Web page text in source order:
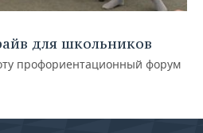
для школьников
профориентационный форум